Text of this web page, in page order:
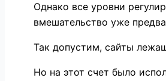
Однако все уровни
вмешательство уже
Так допустим, сайты
Но на этот счет было